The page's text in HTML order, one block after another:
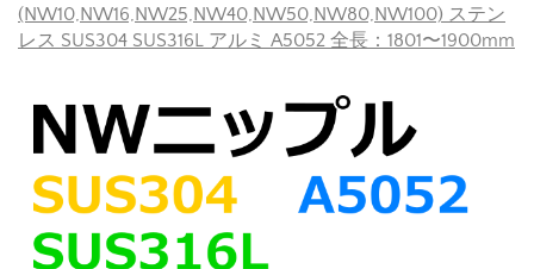
(NW10,NW16,NW25,NW40,NW50,NW80,NW100) ステン
レス SUS304 SUS316L アルミ A5052 全長：1801〜1900mm